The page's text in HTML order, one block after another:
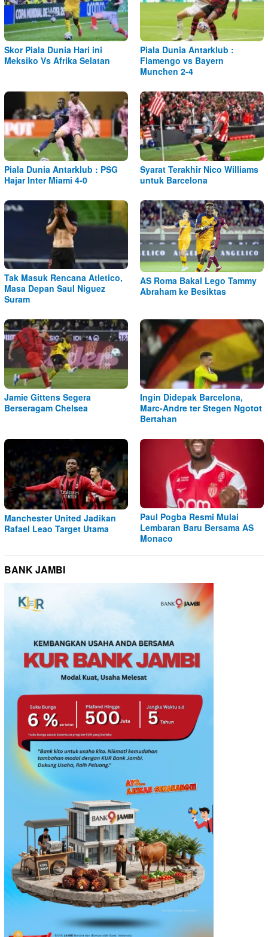
Skor Piala Dunia Hari ini
Meksiko Vs Afrika Selatan
Piala Dunia Antarklub :
Flamengo vs Bayern
Munchen 2-4
Piala Dunia Antarklub : PSG
Hajar Inter Miami 4-0
Syarat Terakhir Nico Williams
untuk Barcelona
Tak Masuk Rencana Atletico,
Masa Depan Saul Niguez
Suram
AS Roma Bakal Lego Tammy
Abraham ke Besiktas
Jamie Gittens Segera
Berseragam Chelsea
Ingin Didepak Barcelona,
Marc-Andre ter Stegen Ngotot
Bertahan
Manchester United Jadikan
Rafael Leao Target Utama
Paul Pogba Resmi Mulai
Lembaran Baru Bersama AS
Monaco
BANK JAMBI